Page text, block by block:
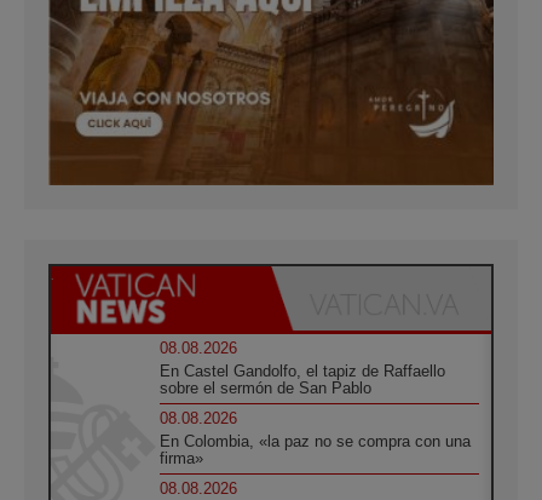
08.08.2026
En Castel Gandolfo, el tapiz de Raffaello
sobre el sermón de San Pablo
08.08.2026
En Colombia, «la paz no se compra con una
firma»
08.08.2026